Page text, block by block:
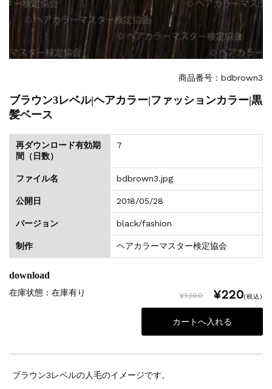
新着情報
2024.4.9
一部ヘアカラーチャートのお値引きを行いま...
商品番号：bdbrown3
ブラウン3レベル|ヘアカラー|ファッションカラー|黒
髪ベース
再ダウンロード有効期
間（日数）
7
ファイル名 bdbrown3.jpg
公開日 2018/05/28
バージョン black/fashion
制作 ヘアカラーマスター検定協会
download
在庫状態 : 在庫有り ¥1,100 ¥220(税込)
ブラウン3レベルの人毛のイメージです。